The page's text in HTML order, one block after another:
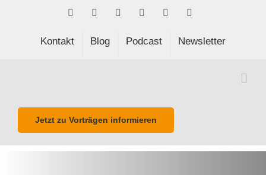
FacebookLinkedIn Spotify
Kontakt Blog Podcast Newsletter
Jetzt zu Vorträgen informieren